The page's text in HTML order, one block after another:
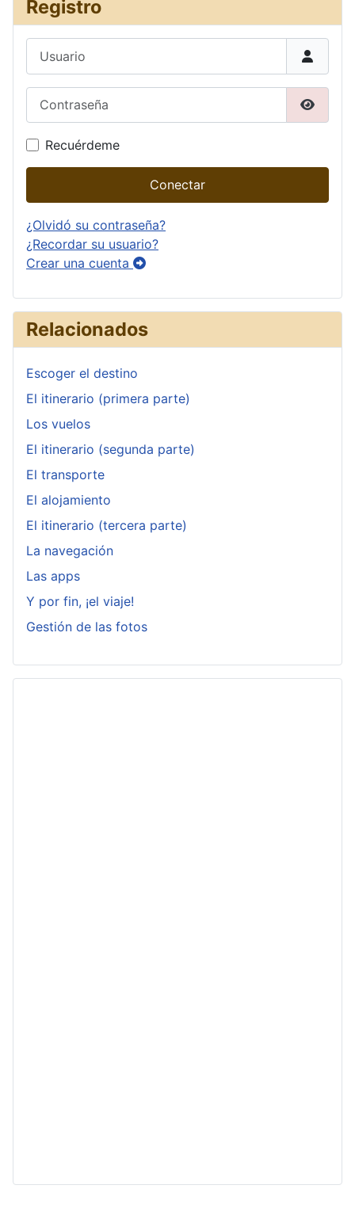
Registro
Recuérdeme
Conectar
¿Olvidó su contraseña?
¿Recordar su usuario?
Crear una cuenta
Relacionados
Escoger el destino
El itinerario (primera parte)
Los vuelos
El itinerario (segunda parte)
El transporte
El alojamiento
El itinerario (tercera parte)
La navegación
Las apps
Y por fin, ¡el viaje!
Gestión de las fotos